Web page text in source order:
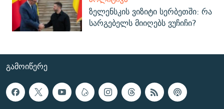
ზელენსკის ვიზიტი სერბეთში: რა
სარგებელს მიიღებს ვუჩიჩი?
ᲒᲐᲛᲝᲘᲬᲔᲠᲔ